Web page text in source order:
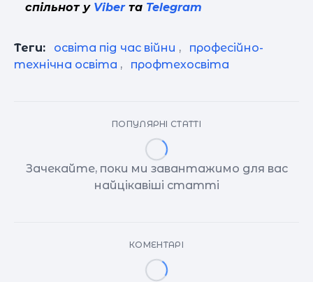
спільнот уViberта Telegram
Теги: освіта під час війни ,
професійно-
технічна освіта , профтехосвіта
ПОПУЛЯРНІ СТАТТІ
Зачекайте, поки ми завантажимо для вас
найцікавіші статті
КОМЕНТАРІ